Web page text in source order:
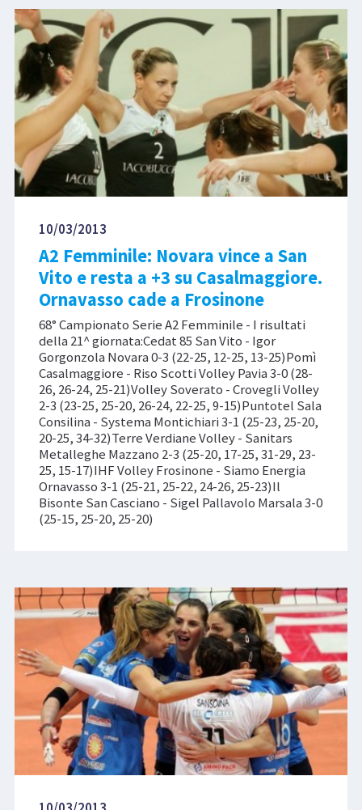
10/03/2013
A2 Femminile: Novara vince a San
Vito e resta a +3 su Casalmaggiore.
Ornavasso cade a Frosinone
68° Campionato Serie A2 Femminile - I risultati
della 21^ giornata:Cedat 85 San Vito - Igor
Gorgonzola Novara 0-3 (22-25, 12-25, 13-25)Pomì
Casalmaggiore - Riso Scotti Volley Pavia 3-0 (28-
26, 26-24, 25-21)Volley Soverato - Crovegli Volley
2-3 (23-25, 25-20, 26-24, 22-25, 9-15)Puntotel Sala
Consilina - Systema Montichiari 3-1 (25-23, 25-20,
20-25, 34-32)Terre Verdiane Volley - Sanitars
Metalleghe Mazzano 2-3 (25-20, 17-25, 31-29, 23-
25, 15-17)IHF Volley Frosinone - Siamo Energia
Ornavasso 3-1 (25-21, 25-22, 24-26, 25-23)Il
Bisonte San Casciano - Sigel Pallavolo Marsala 3-0
(25-15, 25-20, 25-20)